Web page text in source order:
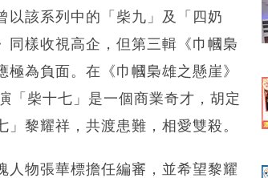
以該系列中的「柴九」及「四奶
同樣收視高企，但第三輯《巾幗梟
為負面。在《巾幗梟雄之懸崖》
「柴十七」是一個商業奇才，胡定
黎耀祥，共渡患難，相愛雙殺。
人物張華標擔任編審，並希望黎耀